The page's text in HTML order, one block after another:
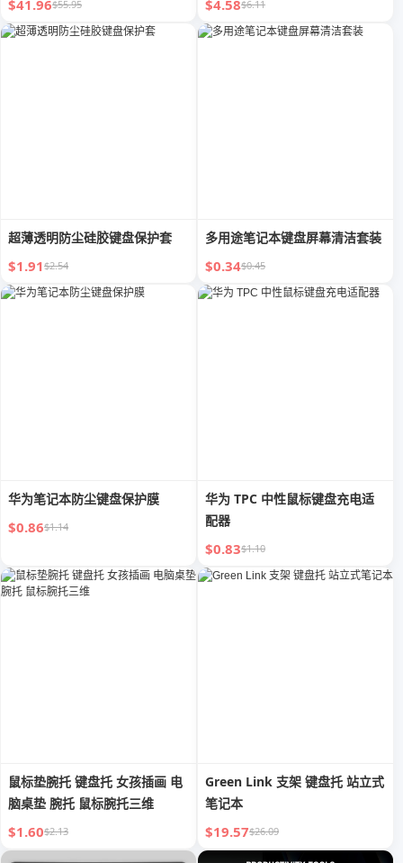
$41.96$55.95 $4.58$6.11
超薄透明防尘硅胶键盘保护套
$1.91$2.54
多用途笔记本键盘屏幕清洁套装
$0.34$0.45
华为笔记本防尘键盘保护膜
$0.86$1.14
华为 TPC 中性鼠标键盘充电适
配器
$0.83$1.10
鼠标垫腕托 键盘托 女孩插画 电
脑桌垫 腕托 鼠标腕托三维
$1.60$2.13
Green Link 支架 键盘托 站立式
笔记本
$19.57$26.09